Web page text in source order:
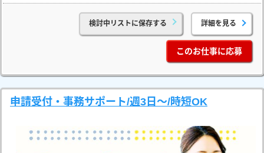
検討中リストに保存する 詳細を見る
このお仕事に応募
申請受付・事務サポート/週3日～/時短OK